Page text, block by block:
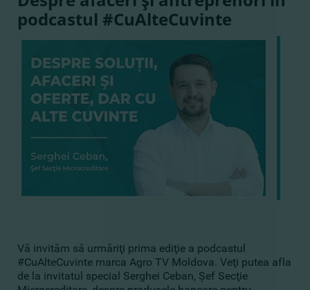
podcastul #CuAlteCuvinte
Vă invităm să urmăriţi prima ediţie a podcastul
#CuAlteCuvinte marca Agro TV Moldova. Veţi putea afla
de la invitatul special Serghei Ceban, Şef Secţie